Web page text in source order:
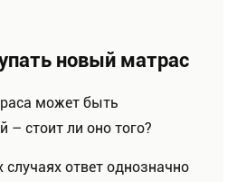
новый матрас
может быть
– стоит ли оно того?
случаях ответ однозначно